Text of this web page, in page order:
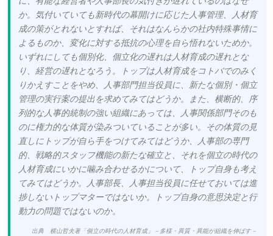
か。気付いていても新時代の幕開けに応じた人事管理、人材育
成の策がとれないとすれば、それはなんらかの社内特殊事情に
よるものか、変化に対する抵抗の心理を自ら悟れないためか。
いずれにしても個別化、個立化の遅れは人材育成の遅れとな
り、経営の遅れとなろう。トップは人材育成をコトバでのみく
りかえすことをやめ、人事部門担当役員に、新たな個別・個立
管理の実行案の提出を求めてみてはどうか。また、横断的、序
列的な人事的統制の強い組織にあっては、人事関係部門そのも
のに権力的な体質が染みついていることが多い。その体質の見
直しにトップが自ら手をつけてみてはどうか、人事部の専門
的、戦略的スタッフ機能の新たな確立と、それを個立の時代の
人材育成にいかに噛み合わせるかについて、トップ自身も考え
てみてはどうか。人事部長、人事担当役員に任せておいては進
捗しないトップマターではないか。トップ自身の意思決定と行
動力の問題ではないのか。
出典 横山哲夫著「個立の時代の人材育成」－多様・異質・異能が組織を伸ばす－